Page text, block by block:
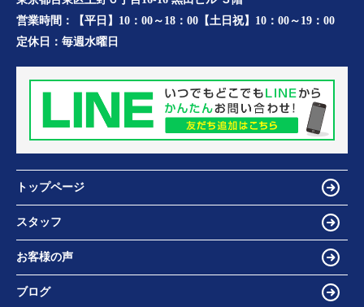
営業時間：
【平日】10：00～18：00【土日祝】10：00～19：00
定休日： 毎週水曜日
トップページ
スタッフ
お客様の声
ブログ